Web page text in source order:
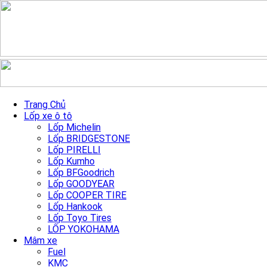
Trang Chủ
Lốp xe ô tô
Lốp Michelin
Lốp BRIDGESTONE
Lốp PIRELLI
Lốp Kumho
Lốp BFGoodrich
Lốp GOODYEAR
Lốp COOPER TIRE
Lốp Hankook
Lốp Toyo Tires
LỐP YOKOHAMA
Mâm xe
Fuel
KMC
Mâm xe TRGW217 đen phay
19″/5×112
Trang chủ »Sản Phẩm mâm xe
19″/5×112
Previous Next